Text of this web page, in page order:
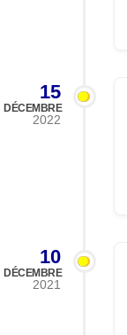
15
DÉCEMBRE
2022
10
DÉCEMBRE
2021